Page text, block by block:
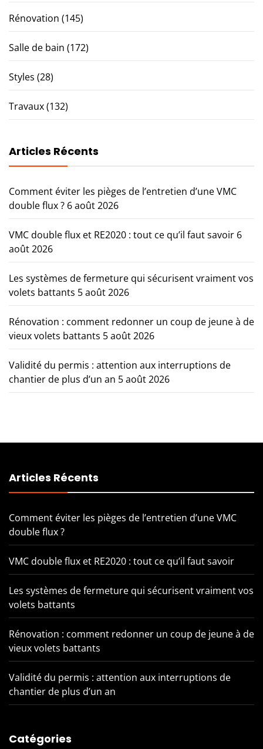
Rénovation (145)
Salle de bain (172)
Styles (28)
Travaux(132)
Articles Récents
Comment éviter les pièges de l’entretien d’une VMC
double flux ? 6 août 2026
VMC double flux et RE2020 : tout ce qu’il faut savoir 6
août 2026
Les systèmes de fermeture qui sécurisent vraiment vos
volets battants 5 août 2026
Rénovation : comment redonner un coup de jeune à de
vieux volets battants 5 août 2026
Validité du permis : attention aux interruptions de
chantier de plus d’un an 5 août 2026
Articles Récents
Comment éviter les pièges de l’entretien d’une VMC
double flux ?
VMC double flux et RE2020 : tout ce qu’il faut savoir
Les systèmes de fermeture qui sécurisent vraiment vos
volets battants
Rénovation : comment redonner un coup de jeune à de
vieux volets battants
Validité du permis : attention aux interruptions de
chantier de plus d’un an
Catégories